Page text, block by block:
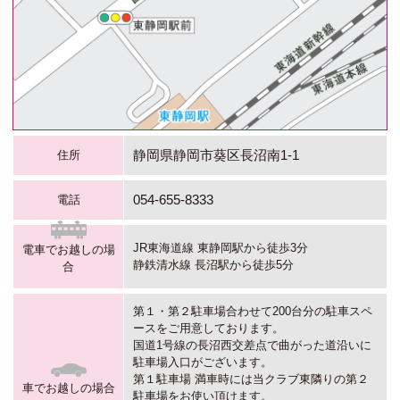
住所 静岡県静岡市葵区長沼南1-1
電話 054-655-8333
電車でお越しの場
合
JR東海道線 東静岡駅から徒歩3分
静鉄清水線 長沼駅から徒歩5分
車でお越しの場合
第１・第２駐車場合わせて200台分の駐車スペ
ースをご用意しております。
国道1号線の長沼西交差点で曲がった道沿いに
駐車場入口がございます。
第１駐車場 満車時には当クラブ東隣りの第２
駐車場をお使い頂けます。